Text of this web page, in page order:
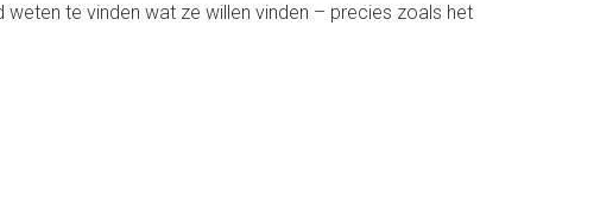
te vinden wat ze willen vinden – precies zoals het